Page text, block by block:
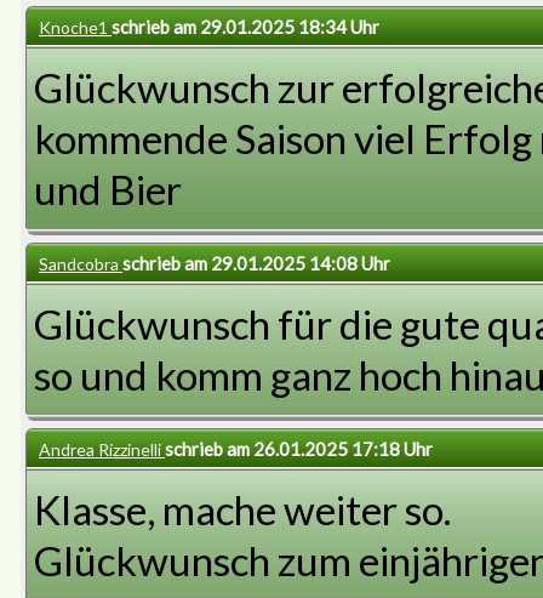
Knoche1 schrieb am 29.01.2025 18:34 Uhr
Glückwunsch zur
kommende Saison viel
und Bier
Sandcobra schrieb am 29.01.2025 14:08 Uhr
Glückwunsch für die gute
so und komm ganz hoch
Andrea Rizzinellischrieb am 26.01.2025 17:18 Uhr
Klasse, mache weiter so.
Glückwunsch zum